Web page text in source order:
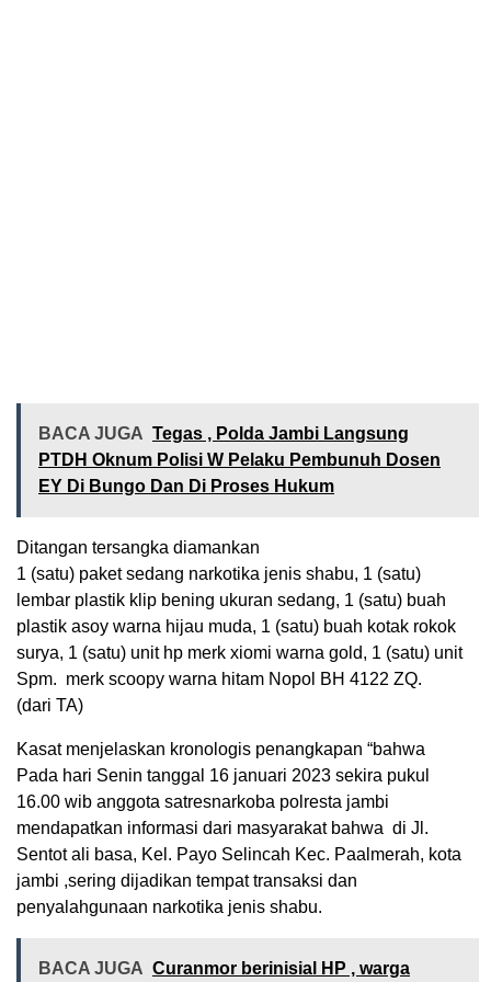
BACA JUGA Tegas , Polda Jambi Langsung
PTDH Oknum Polisi W Pelaku Pembunuh Dosen
EY Di Bungo Dan Di Proses Hukum
Ditangan tersangka diamankan
1 (satu) paket sedang narkotika jenis shabu, 1 (satu)
lembar plastik klip bening ukuran sedang, 1 (satu) buah
plastik asoy warna hijau muda, 1 (satu) buah kotak rokok
surya, 1 (satu) unit hp merk xiomi warna gold, 1 (satu) unit
Spm. merk scoopy warna hitam Nopol BH 4122 ZQ.
(dari TA)
Kasat menjelaskan kronologis penangkapan “bahwa
Pada hari Senin tanggal 16 januari 2023 sekira pukul
16.00 wib anggota satresnarkoba polresta jambi
mendapatkan informasi dari masyarakat bahwa di Jl.
Sentot ali basa, Kel. Payo Selincah Kec. Paalmerah, kota
jambi ,sering dijadikan tempat transaksi dan
penyalahgunaan narkotika jenis shabu.
BACA JUGA Curanmor berinisial HP , warga